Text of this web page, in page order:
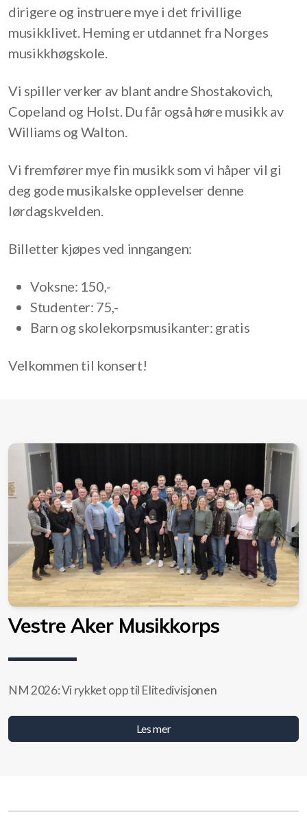
dirigere og instruere mye i det frivillige
musikklivet. Heming er utdannet fra Norges
musikkhøgskole.
Vi spiller verker av blant andre Shostakovich,
Copeland og Holst. Du får også høre musikk av
Williams og Walton.
Vi fremfører mye fin musikk som vi håper vil gi
deg gode musikalske opplevelser denne
lørdagskvelden.
Billetter kjøpes ved inngangen:
Voksne: 150,-
Studenter: 75,-
Barn og skolekorpsmusikanter: gratis
Velkommen til konsert!
Vestre Aker Musikkorps
NM 2026: Vi rykket opp til Elitedivisjonen
Les mer